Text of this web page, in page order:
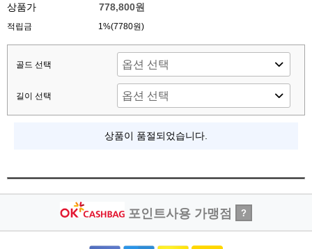
상품가 778,800원
적립금 1%(7780원)
골드 선택
길이 선택
상품이 품절되었습니다.
포인트사용 가맹점 ?